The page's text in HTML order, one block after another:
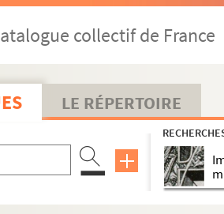
collectif de France
LE RÉPERTOIRE